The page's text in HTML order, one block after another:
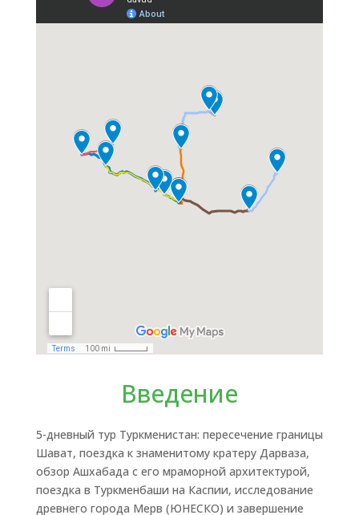
Введение
5-дневный тур Туркменистан: пересечение границы
Шават, поездка к знаменитому кратеру Дарваза,
обзор Ашхабада с его мраморной архитектурой,
поездка в Туркменбаши на Каспии, исследование
древнего города Мерв (ЮНЕСКО) и завершение